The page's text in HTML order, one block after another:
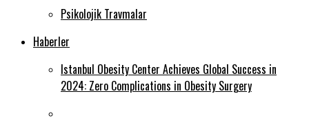
Psikolojik Travmalar
Haberler
Istanbul Obesity Center Achieves Global Success in
2024: Zero Complications in Obesity Surgery